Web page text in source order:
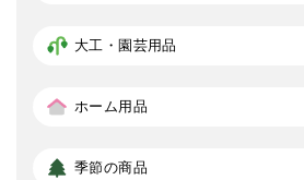
大工・園芸用品
ホーム用品
季節の商品